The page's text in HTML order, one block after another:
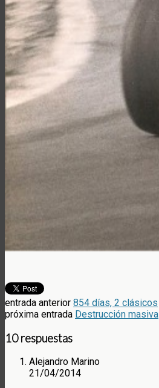
entrada anterior 854 días, 2 clásicos
próxima entrada Destrucción masiva
10 respuestas
Alejandro Marino
21/04/2014